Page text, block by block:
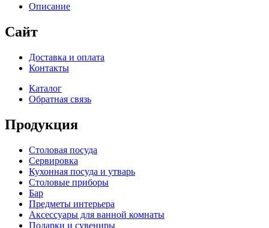
Описание
Сайт
Доставка и оплата
Контакты
Каталог
Обратная связь
Продукция
Столовая посуда
Сервировка
Кухонная посуда и утварь
Столовые приборы
Бар
Предметы интерьера
Аксессуары для ванной комнаты
Подарки и сувениры